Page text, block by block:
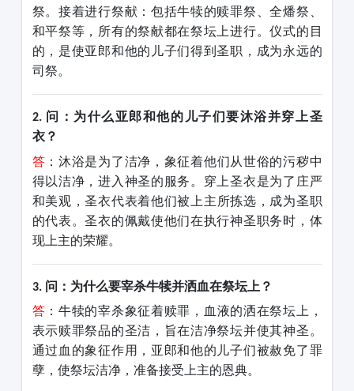
祭。接着进行祭献：包括牛犊的赎罪祭、全燔祭、
和平祭等，所有的祭献都在祭坛上进行。仪式的目
的，是使亚郎和他的儿子们得到圣职，成为永远的
司祭。
2. 问：为什么亚郎和他的儿子们要沐浴并穿上圣
衣？
答 ：沐浴是为了洁净，象征着他们从世俗的污秽中
得以洁净，进入神圣的服务。穿上圣衣是为了庄严
和美观，圣衣代表着他们被 上主 所拣选，成为圣职
的代表。圣衣的佩戴使他们在执行神圣职务时，体
现上主的荣耀。
3. 问：为什么要宰杀牛犊并洒血在祭坛上？
答 ：牛犊的宰杀象征着赎罪，血液的洒在祭坛上，
表示赎罪祭品的圣洁，旨在洁净祭坛并使其神圣。
通过血的象征作用，亚郎和他的儿子们被赦免了罪
孽，使祭坛洁净，准备接受上主的恩典。